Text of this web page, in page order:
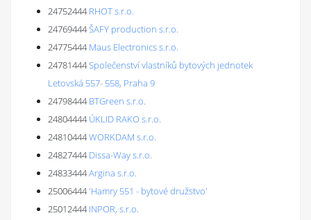
24752444 RHOT s.r.o.
24769444ŠAFY production s.r.o.
24775444 Maus Electronics s.r.o.
24781444Společenství vlastníků bytových jednotek
Letovská 557- 558, Praha 9
24798444 BTGreen s.r.o.
24804444 ÚKLID RAKO s.r.o.
24810444WORKDAM s.r.o.
24827444 Dissa-Way s.r.o.
24833444Argina s.r.o.
25006444'Hamry 551 - bytové družstvo'
25012444 INPOR, s.r.o.